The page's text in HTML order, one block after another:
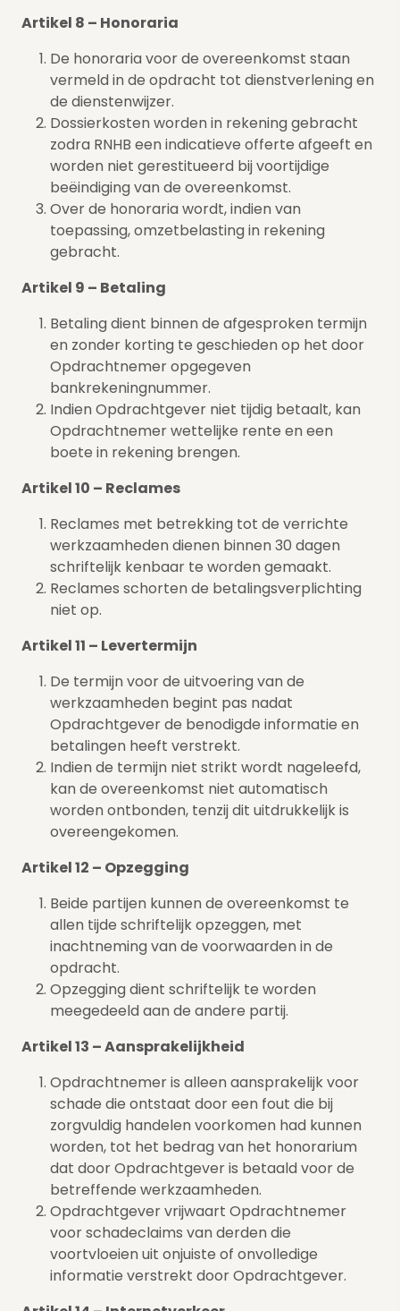
Artikel 8 – Honoraria
De honoraria voor de overeenkomst staan
vermeld in de opdracht tot dienstverlening en
de dienstenwijzer.
Dossierkosten worden in rekening gebracht
zodra RNHB een indicatieve offerte afgeeft en
worden niet gerestitueerd bij voortijdige
beëindiging van de overeenkomst.
Over de honoraria wordt, indien van
toepassing, omzetbelasting in rekening
gebracht.
Artikel 9 – Betaling
Betaling dient binnen de afgesproken termijn
en zonder korting te geschieden op het door
Opdrachtnemer opgegeven
bankrekeningnummer.
Indien Opdrachtgever niet tijdig betaalt, kan
Opdrachtnemer wettelijke rente en een
boete in rekening brengen.
Artikel 10 – Reclames
Reclames met betrekking tot de verrichte
werkzaamheden dienen binnen 30 dagen
schriftelijk kenbaar te worden gemaakt.
Reclames schorten de betalingsverplichting
niet op.
Artikel 11 – Levertermijn
De termijn voor de uitvoering van de
werkzaamheden begint pas nadat
Opdrachtgever de benodigde informatie en
betalingen heeft verstrekt.
Indien de termijn niet strikt wordt nageleefd,
kan de overeenkomst niet automatisch
worden ontbonden, tenzij dit uitdrukkelijk is
overeengekomen.
Artikel 12 – Opzegging
Beide partijen kunnen de overeenkomst te
allen tijde schriftelijk opzeggen, met
inachtneming van de voorwaarden in de
opdracht.
Opzegging dient schriftelijk te worden
meegedeeld aan de andere partij.
Artikel 13 – Aansprakelijkheid
Opdrachtnemer is alleen aansprakelijk voor
schade die ontstaat door een fout die bij
zorgvuldig handelen voorkomen had kunnen
worden, tot het bedrag van het honorarium
dat door Opdrachtgever is betaald voor de
betreffende werkzaamheden.
Opdrachtgever vrijwaart Opdrachtnemer
voor schadeclaims van derden die
voortvloeien uit onjuiste of onvolledige
informatie verstrekt door Opdrachtgever.